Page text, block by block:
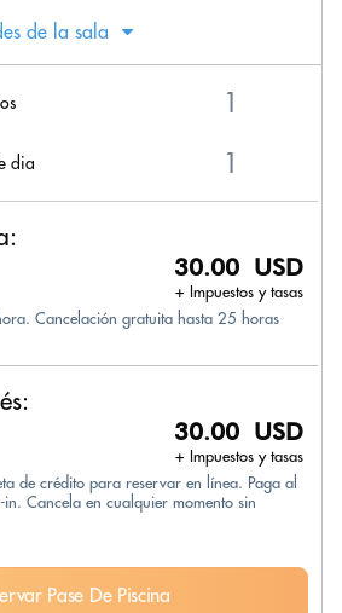
de la sala
dia
30.00 USD
+ Impuestos y tasas
Cancelación gratuita hasta 25 horas
30.00 USD
+ Impuestos y tasas
de crédito para reservar en línea. Paga al
in. Cancela en cualquier momento sin
Pase De Piscina